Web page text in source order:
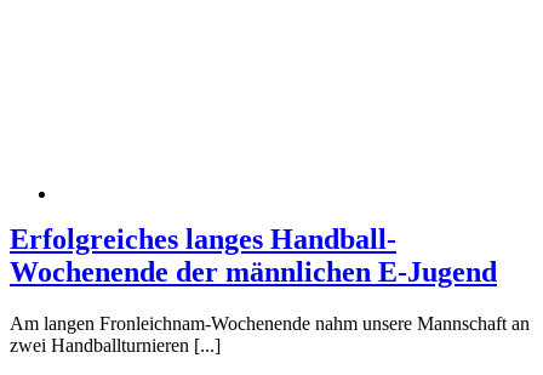
Erfolgreiches langes Handball-
Wochenende der männlichen E-Jugend
Am langen Fronleichnam-Wochenende nahm unsere Mannschaft an
zwei Handballturnieren [...]